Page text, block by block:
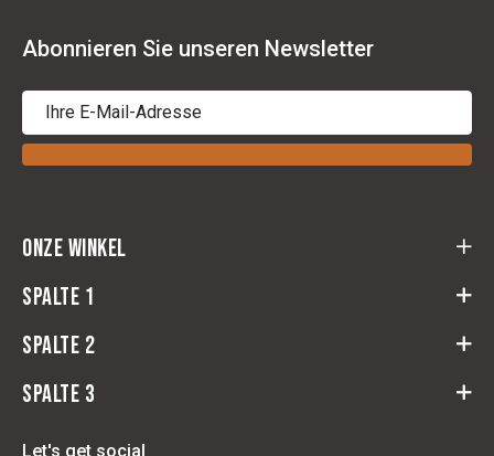
Abonnieren Sie unseren Newsletter
Onze winkel
Cloots Ruitersport
2830 Willebroek
Route
Spalte 1
returnformular
Allgemeine Bedingungen und Konditionen
Contact
Spalte 2
Reiter
Spalte 3
Let's get social